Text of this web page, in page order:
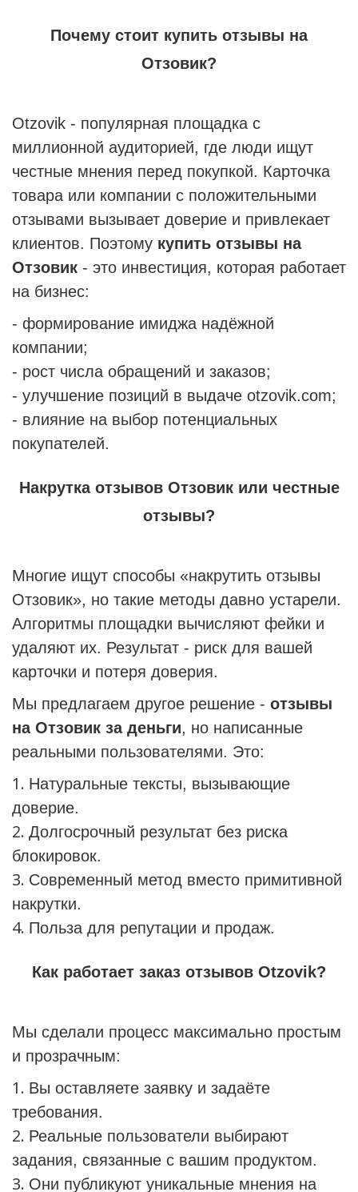
Почему стоит купить отзывы на
Отзовик?
Otzovik - популярная площадка с
миллионной аудиторией, где люди ищут
честные мнения перед покупкой. Карточка
товара или компании с положительными
отзывами вызывает доверие и привлекает
клиентов. Поэтому купить отзывы на
Отзовик - это инвестиция, которая работает
на бизнес:
- формирование имиджа надёжной
компании;
- рост числа обращений и заказов;
- улучшение позиций в выдаче otzovik.com;
- влияние на выбор потенциальных
покупателей.
Накрутка отзывов Отзовик или честные
отзывы?
Многие ищут способы «накрутить отзывы
Отзовик», но такие методы давно устарели.
Алгоритмы площадки вычисляют фейки и
удаляют их. Результат - риск для вашей
карточки и потеря доверия.
Мы предлагаем другое решение - отзывы
на Отзовик за деньги, но написанные
реальными пользователями. Это:
Натуральные тексты, вызывающие
доверие.
Долгосрочный результат без риска
блокировок.
Современный метод вместо примитивной
накрутки.
Польза для репутации и продаж.
Как работает заказ отзывов Otzovik?
Мы сделали процесс максимально простым
и прозрачным:
Вы оставляете заявку и задаёте
требования.
Реальные пользователи выбирают
задания, связанные с вашим продуктом.
Они публикуют уникальные мнения на